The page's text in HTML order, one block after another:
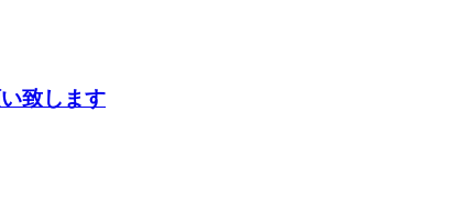
致します